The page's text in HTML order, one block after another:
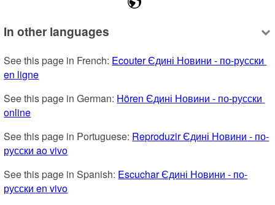
In other languages
See this page in French: Ecouter Єдині Новини - по-русски
en ligne
See this page in German: Hören Єдині Новини - по-русски
online
See this page in Portuguese: Reproduzir Єдині Новини - по-
русски ao vivo
See this page in Spanish: Escuchar Єдині Новини - по-
русски en vivo